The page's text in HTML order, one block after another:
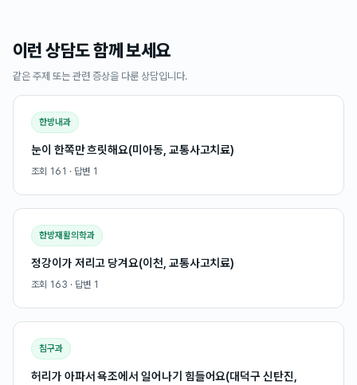
이런 상담도 함께 보세요
같은 주제 또는 관련 증상을 다룬 상담입니다.
한방내과
눈이 한쪽만 흐릿해요(미아동, 교통사고치료)
조회 161 · 답변 1
한방재활의학과
정강이가 저리고 당겨요(이천, 교통사고치료)
조회 163 · 답변 1
침구과
허리가 아파서 욕조에서 일어나기 힘들어요(대덕구 신탄진,